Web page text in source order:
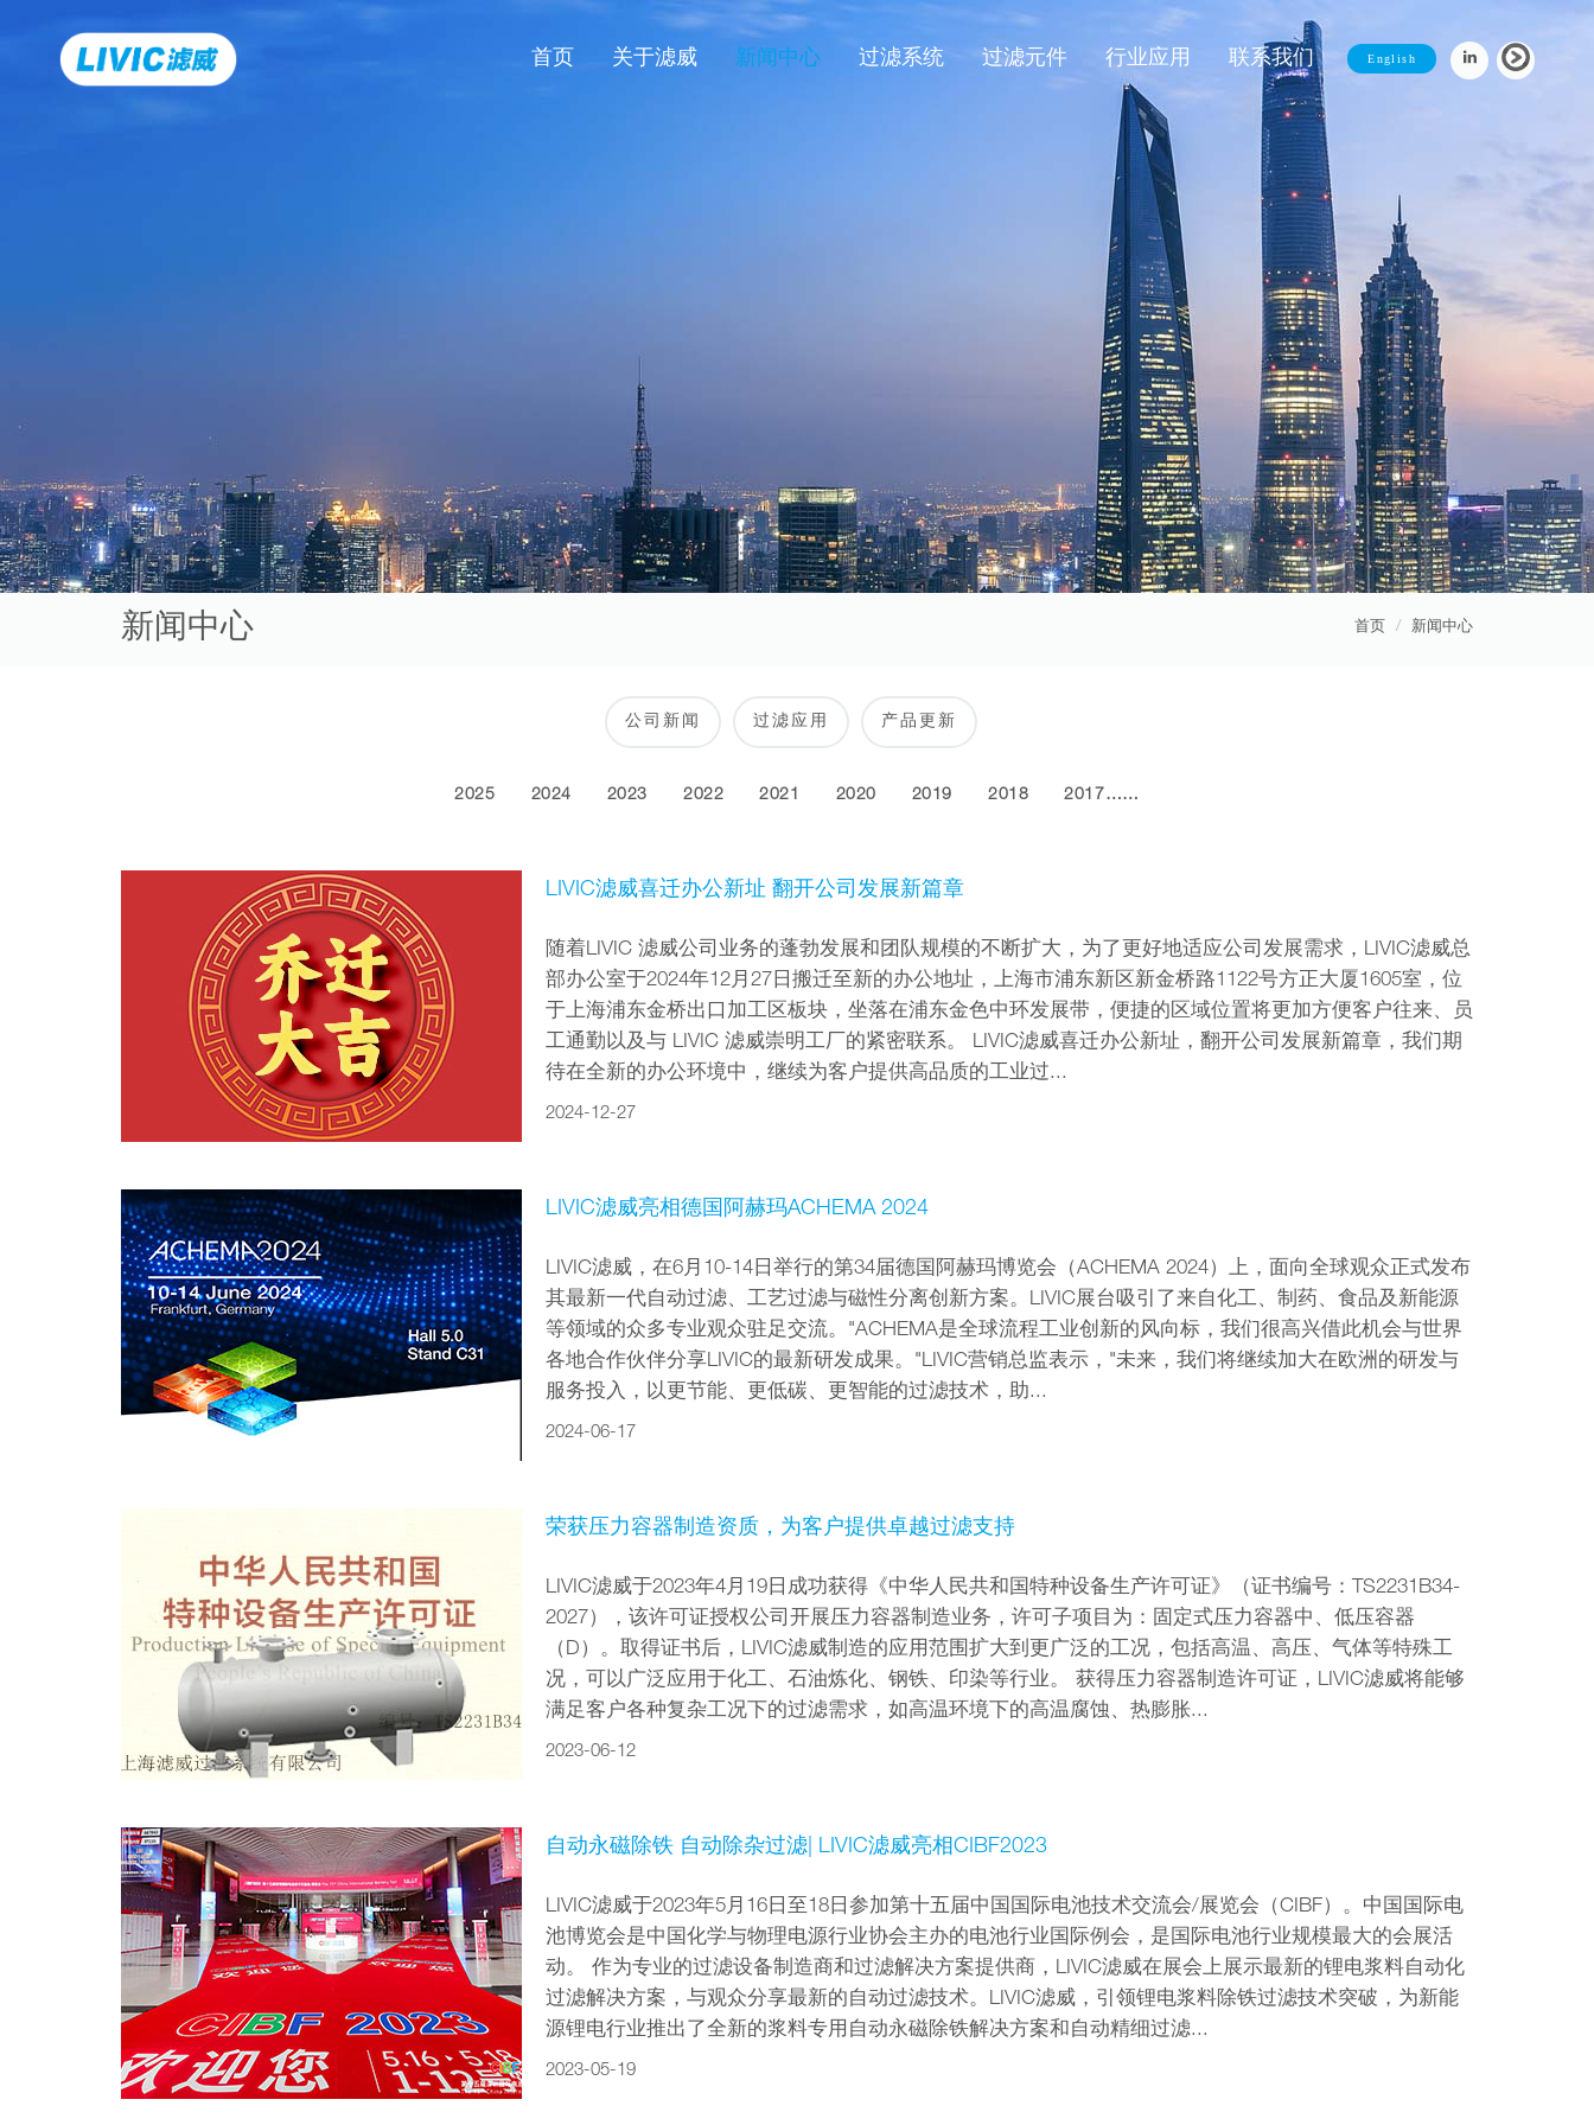
首页 关于滤威 新闻中心 过滤系统 过滤元件 行业应用 联系我们 English
新闻中心 首页 新闻中心
公司新闻 过滤应用 产品更新
2025 2024 2023 2022 2021 2020 2019 2018 2017……
LIVIC滤威喜迁办公新址 翻开公司发展新篇章
随着LIVIC 滤威公司业务的蓬勃发展和团队规模的不断扩大，为了更好地适应公司发展需求，LIVIC滤威总
部办公室于2024年12月27日搬迁至新的办公地址，上海市浦东新区新金桥路1122号方正大厦1605室，位
于上海浦东金桥出口加工区板块，坐落在浦东金色中环发展带，便捷的区域位置将更加方便客户往来、员
工通勤以及与 LIVIC 滤威崇明工厂的紧密联系。 LIVIC滤威喜迁办公新址，翻开公司发展新篇章，我们期
待在全新的办公环境中，继续为客户提供高品质的工业过...
2024-12-27
LIVIC滤威亮相德国阿赫玛ACHEMA 2024
LIVIC滤威，在6月10-14日举行的第34届德国阿赫玛博览会（ACHEMA 2024）上，面向全球观众正式发布
其最新一代自动过滤、工艺过滤与磁性分离创新方案。LIVIC展台吸引了来自化工、制药、食品及新能源
等领域的众多专业观众驻足交流。"ACHEMA是全球流程工业创新的风向标，我们很高兴借此机会与世界
各地合作伙伴分享LIVIC的最新研发成果。"LIVIC营销总监表示，"未来，我们将继续加大在欧洲的研发与
服务投入，以更节能、更低碳、更智能的过滤技术，助...
2024-06-17
荣获压力容器制造资质，为客户提供卓越过滤支持
LIVIC滤威于2023年4月19日成功获得《中华人民共和国特种设备生产许可证》（证书编号：TS2231B34-
2027），该许可证授权公司开展压力容器制造业务，许可子项目为：固定式压力容器中、低压容器
（D）。取得证书后，LIVIC滤威制造的应用范围扩大到更广泛的工况，包括高温、高压、气体等特殊工
况，可以广泛应用于化工、石油炼化、钢铁、印染等行业。 获得压力容器制造许可证，LIVIC滤威将能够
满足客户各种复杂工况下的过滤需求，如高温环境下的高温腐蚀、热膨胀...
2023-06-12
自动永磁除铁 自动除杂过滤| LIVIC滤威亮相CIBF2023
LIVIC滤威于2023年5月16日至18日参加第十五届中国国际电池技术交流会/展览会（CIBF）。中国国际电
池博览会是中国化学与物理电源行业协会主办的电池行业国际例会，是国际电池行业规模最大的会展活
动。 作为专业的过滤设备制造商和过滤解决方案提供商，LIVIC滤威在展会上展示最新的锂电浆料自动化
过滤解决方案，与观众分享最新的自动过滤技术。LIVIC滤威，引领锂电浆料除铁过滤技术突破，为新能
源锂电行业推出了全新的浆料专用自动永磁除铁解决方案和自动精细过滤...
2023-05-19